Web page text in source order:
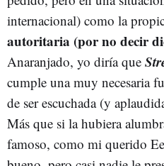
internacional) como la
autoritaria (por no decir
Anaranjado, yo diría que
cumple una muy necesaria
de ser escuchada (y
Más que si la hubiera
famoso, como mi querido